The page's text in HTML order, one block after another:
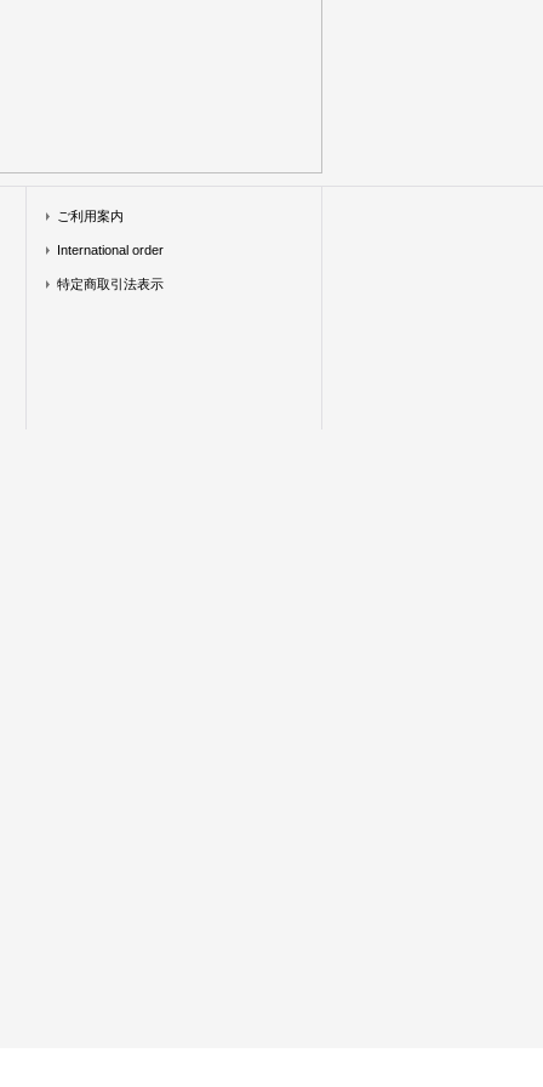
ご利用案内
International order
特定商取引法表示